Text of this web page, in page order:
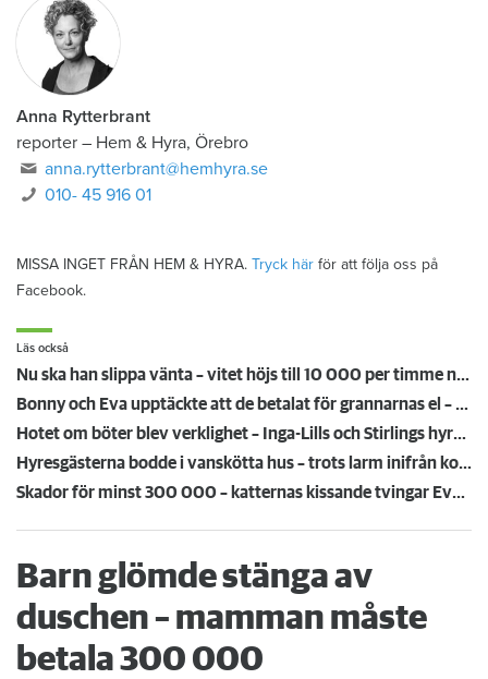
Anna Rytterbrant
reporter – Hem & Hyra, Örebro
anna.rytterbrant@hemhyra.se
010- 45 916 01
MISSA INGET FRÅN HEM & HYRA. Tryck här för att följa oss på
Facebook.
Läs också
Nu ska han slippa vänta – vitet höjs till 10 000 per timme när hissen står still
Bonny och Eva upptäckte att de betalat för grannarnas el – värden vill inte svara på frågor
Hotet om böter blev verklighet – Inga-Lills och Stirlings hyresvärdar får betala 75 000: ”Herregud så onödigt”
Hyresgästerna bodde i vanskötta hus – trots larm inifrån kommunen: "Har följt rutinerna"
Skador för minst 300 000 – katternas kissande tvingar Eva att flytta: ”Missförstånd och lögner”
Barn glömde stänga av
duschen – mamman måste
betala 300 000